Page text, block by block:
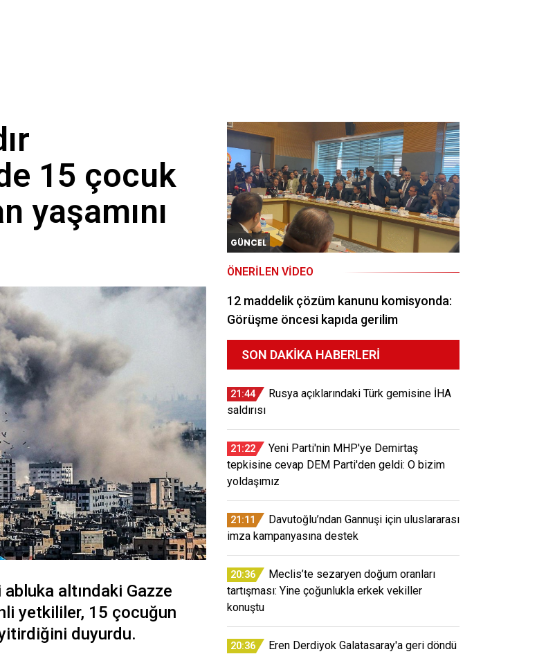
15 çocuk
yaşamını
altındaki Gazze
yetkililer, 15 çocuğun
duyurdu.
GÜNCEL
ÖNERILEN VIDEO
12 maddelik çözüm kanunu komisyonda:
Görüşme öncesi kapıda gerilim
SON DAKIKA HABERLERI
21:44
Rusya açıklarındaki Türk gemisine İHA
saldırısı
21:22
Yeni Parti'nin MHP'ye Demirtaş
tepkisine cevap DEM Parti'den geldi: O bizim
yoldaşımız
21:11
Davutoğlu’ndan Gannuşi için uluslararası
imza kampanyasına destek
20:36
Meclis’te sezaryen doğum oranları
tartışması: Yine çoğunlukla erkek vekiller
konuştu
20:36 Eren Derdiyok Galatasaray'a geri döndü